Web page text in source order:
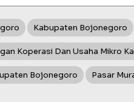
Kabupaten Bojonegoro
Koperasi Dan Usaha Mikro
Bojonegoro Pasar